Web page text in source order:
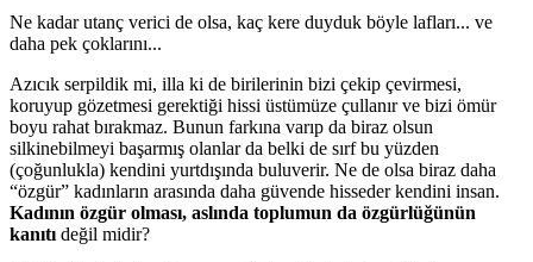
Ne kadar utanç verici de olsa, kaç kere duyduk böyle lafları... ve
daha pek çoklarını...
Azıcık serpildik mi, illa ki de birilerinin bizi çekip çevirmesi,
koruyup gözetmesi gerektiği hissi üstümüze çullanır ve bizi ömür
boyu rahat bırakmaz. Bunun farkına varıp da biraz olsun
silkinebilmeyi başarmış olanlar da belki de sırf bu yüzden
(çoğunlukla) kendini yurtdışında buluverir. Ne de olsa biraz daha
“özgür” kadınların arasında daha güvende hisseder kendini insan.
Kadının özgür olması, aslında toplumun da özgürlüğünün
kanıtı değil midir?